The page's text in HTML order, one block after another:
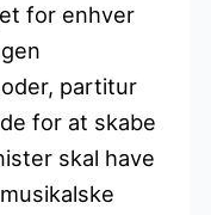
for enhver
partitur
for at skabe
skal have